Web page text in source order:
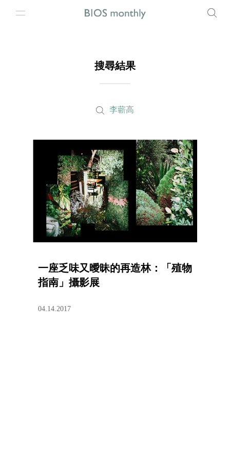
搜尋結果
李蘄高
一座乏味又曖昧的再造林：「殖物
指南」攝影展
04.14.2017